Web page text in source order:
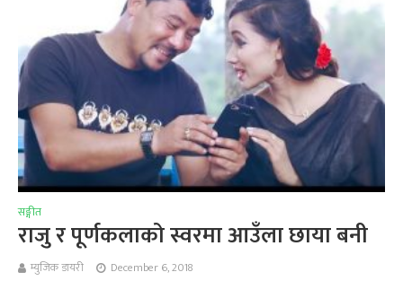
सङ्गीत
राजु र पूर्णकलाको स्वरमा आउँला छाया बनी
म्युजिक डायरी December 6, 2018